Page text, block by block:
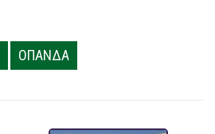
ΟΠΑΝΔΑ